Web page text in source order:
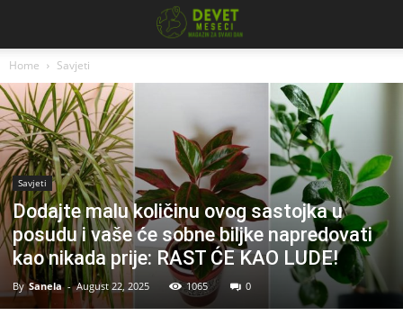
Home Savjeti
Savjeti
Dodajte malu količinu ovog sastojka u
posudu i vaše će sobne biljke napredovati
kao nikada prije: RAST ĆE KAO LUDE!
By Sanela - August 22, 2025 1065 0